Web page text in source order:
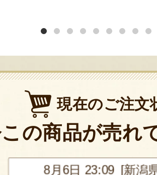
現在のご注文
の商品が売れ
8月6日 23:09 [新潟